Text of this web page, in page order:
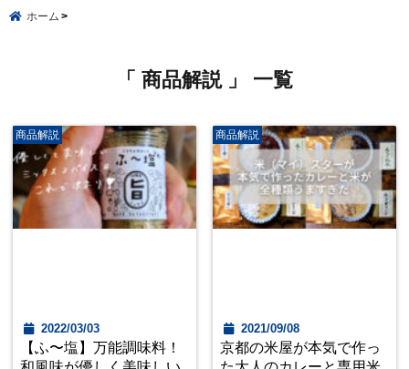
ホーム
「 商品解説 」 一覧
商品解説
2022/03/03
【ふ〜塩】万能調味料！
商品解説
2021/09/08
京都の米屋が本気で作っ